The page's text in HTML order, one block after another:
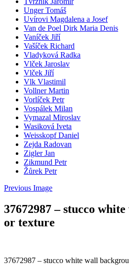
Unger Tomáš
Uvírovi Magdalena a Josef
Van de Poel Dirk Maria Denis
Vaníček Jiří
Vašíček Richard
Vladyková Radka
Vlček Jaroslav
Vlček Jiří
Vlk Vlastimil
Vollner Martin
Vorlíček Petr
Vospálek Milan
Vymazal Miroslav
Wasiková Iveta
Weisskopf Daniel
Zejda Radovan
Zigler Jan
Zikmund Petr
Žůrek Petr
Previous Image
37672987 – stucco
or texture
37672987 – stucco white wall